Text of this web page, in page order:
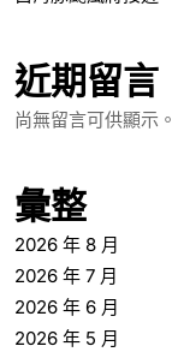
近期留言
尚無留言可供顯示。
彙整
2026 年 8 月
2026 年 7 月
2026 年 6 月
2026 年 5 月